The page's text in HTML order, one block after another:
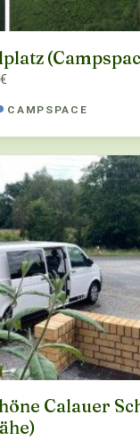
CAMPSPACE
Calauer